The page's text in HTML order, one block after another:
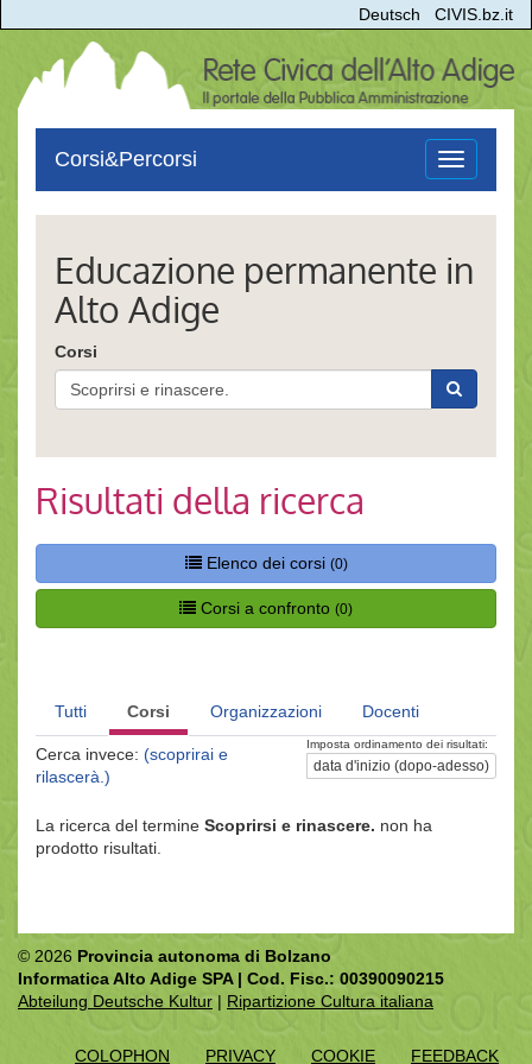
Deutsch CIVIS.bz.it
Toggle
navigation
Corsi&Percorsi
Educazione permanente in
Alto Adige
Corsi
Risultati della ricerca
Elenco dei corsi (0)
Corsi a confronto (0)
Tutti Corsi Organizzazioni Docenti
Imposta ordinamento dei risultati:
data d'inizio (dopo-adesso)
Cerca invece: (scoprirai e
rilascerà.)
La ricerca del termine Scoprirsi e rinascere. non ha
prodotto risultati.
© 2026 Provincia autonoma di Bolzano
Informatica Alto Adige SPA | Cod. Fisc.: 00390090215
Abteilung Deutsche Kultur | Ripartizione Cultura italiana
COLOPHON PRIVACY COOKIE FEEDBACK